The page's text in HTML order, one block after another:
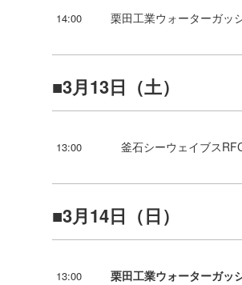
14:00 栗田工業ウォーターガッ
3月13日（土）
13:00 釜石シーウェイブス
3月14日（日）
13:00 栗田工業ウォーターガッ